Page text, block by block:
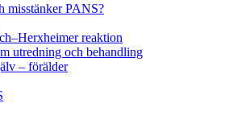
misstänker PANS?
reaktion
utredning och behandling
– förälder